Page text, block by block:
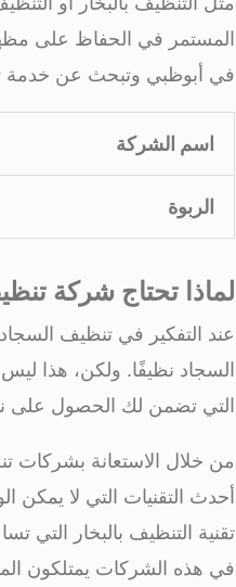
المستمر في الحفاظ على
في أبوظبي وتبحث عن خدمة
اسم الشركة
الربوة
لماذا تحتاج شركة
عند التفكير في تنظيف
السجاد نظيفًا. ولكن، هذا
التي تضمن لك الحصول على
من خلال الاستعانة
أحدث التقنيات التي لا يمكن
تقنية التنظيف بالبخار التي
في هذه الشركات يمتلكون